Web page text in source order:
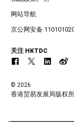
网站导航
京公网安备
关注 HKTDC
© 2026
香港贸易发展局版权